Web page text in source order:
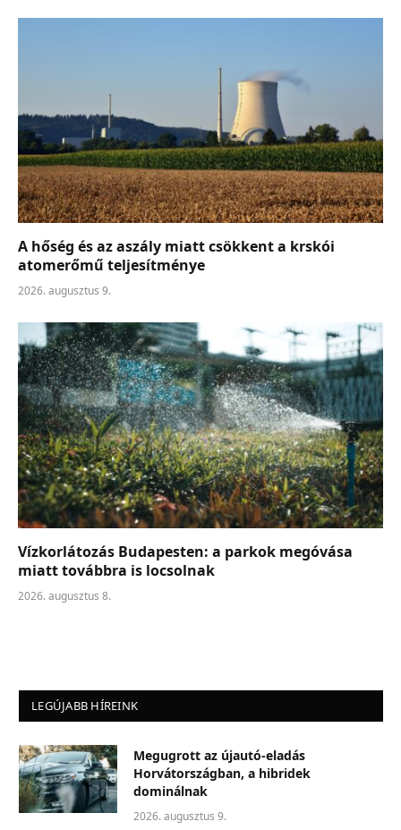
A hőség és az aszály miatt csökkent a krskói
atomerőmű teljesítménye
2026. augusztus 9.
Vízkorlátozás Budapesten: a parkok megóvása
miatt továbbra is locsolnak
2026. augusztus 8.
LEGÚJABB HÍREINK
Megugrott az újautó-eladás
Horvátországban, a hibridek
dominálnak
2026. augusztus 9.